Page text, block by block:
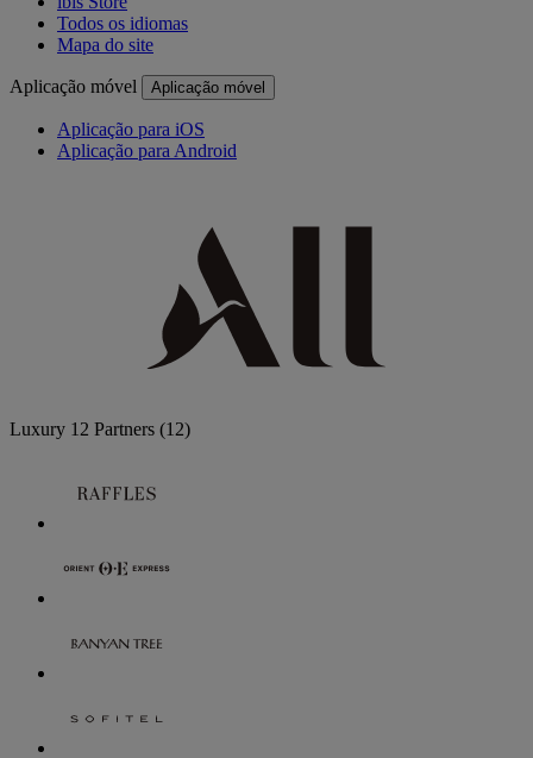
Todos os idiomas
Mapa do site
Aplicação móvel Aplicação móvel
Aplicação para iOS
Aplicação para Android
Luxury 12 Partners (12)